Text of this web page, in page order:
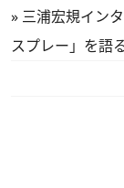
» 三浦宏規イン
スプレー」を語